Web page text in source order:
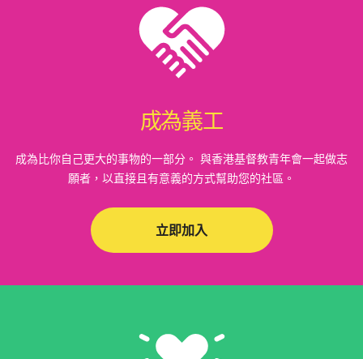
2026-01-31
預訂場地守則 更新通知
成為義工
成為比你自己更大的事物的一部分。 與香港基督教青年會一起做志
願者，以直接且有意義的方式幫助您的社區。
立即加入